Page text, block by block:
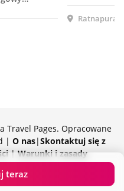
teraz
Ratnapura,
Travel Pages. Opracowane
| O nas|Skontaktuj się z
| Warunki i zasady
Traventy